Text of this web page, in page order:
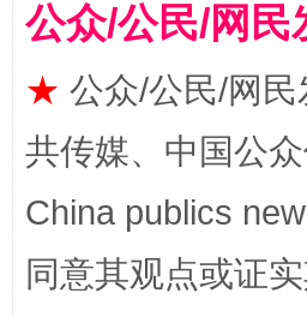
漫山遍野的桃花与雪山、麦地、
公众/公民/网民
★ 公众/公民/网
共传媒、中国公
China publics
同意其观点或证